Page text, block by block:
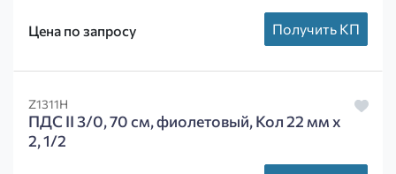
Цена по запросу Получить КП
Z1311H
ПДС II 3/0, 70 см, фиолетовый, Кол 22 мм х
2, 1/2